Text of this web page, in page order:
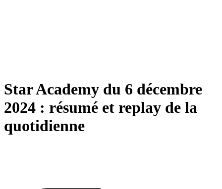
Star Academy du 6 décembre
2024 : résumé et replay de la
quotidienne